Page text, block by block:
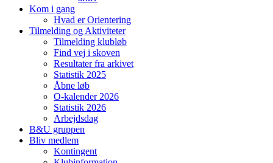
Kom i gang
Hvad er Orientering
Tilmelding og Aktiviteter
Tilmelding klubløb
Find vej i skoven
Resultater fra arkivet
Statistik 2025
Åbne løb
O-kalender 2026
Statistik 2026
Arbejdsdag
B&U gruppen
Bliv medlem
Kontingent